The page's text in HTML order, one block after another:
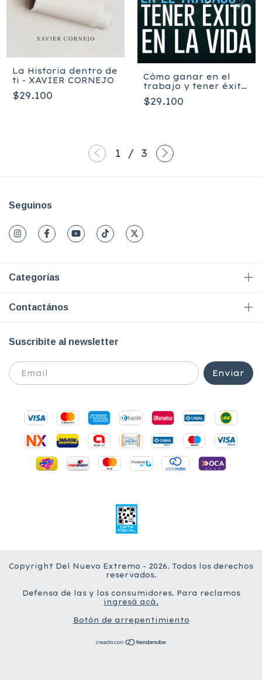
La Historia dentro de
ti - XAVIER CORNEJO
$29.100
Cómo ganar en el
trabajo y tener éxito
en la vida - MICHAEL
& MEGAN HYATT
$29.100
1 / 3
Seguinos
Categorías
Contactános
Suscribite al newsletter
Copyright Del Nuevo Extremo - 2026. Todos los derechos
reservados.
Defensa de las y los consumidores. Para reclamos
ingresá acá.
Botón de arrepentimiento